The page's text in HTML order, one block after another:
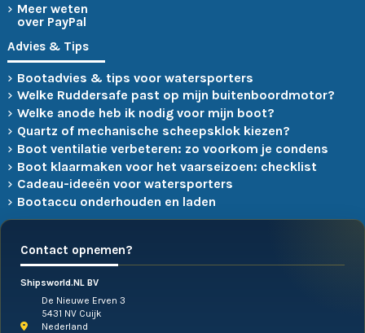
Meer weten
over PayPal
Advies & Tips
Bootadvies & tips voor watersporters
Welke Ruddersafe past op mijn buitenboordmotor?
Welke anode heb ik nodig voor mijn boot?
Quartz of mechanische scheepsklok kiezen?
Boot ventilatie verbeteren: zo voorkom je condens
Boot klaarmaken voor het vaarseizoen: checklist
Cadeau-ideeën voor watersporters
Bootaccu onderhouden en laden
Contact opnemen?
Shipsworld.NL BV
De Nieuwe Erven 3
5431 NV Cuijk
Nederland